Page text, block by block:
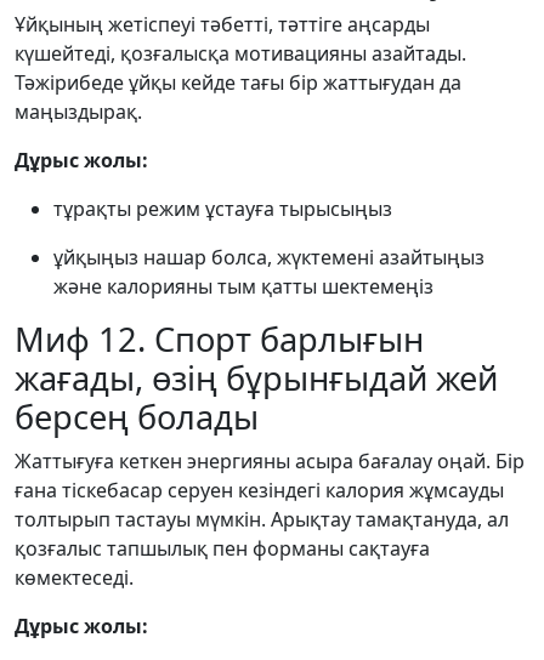
Ұйқының жетіспеуі тәбетті, тәттіге аңсарды
күшейтеді, қозғалысқа мотивацияны азайтады.
Тәжірибеде ұйқы кейде тағы бір жаттығудан да
маңыздырақ.
Дұрыс жолы:
тұрақты режим ұстауға тырысыңыз
ұйқыңыз нашар болса, жүктемені азайтыңыз
және калорияны тым қатты шектемеңіз
Миф 12. Спорт барлығын
жағады, өзің бұрынғыдай жей
берсең болады
Жаттығуға кеткен энергияны асыра бағалау оңай. Бір
ғана тіскебасар серуен кезіндегі калория жұмсауды
толтырып тастауы мүмкін. Арықтау тамақтануда, ал
қозғалыс тапшылық пен форманы сақтауға
көмектеседі.
Дұрыс жолы: